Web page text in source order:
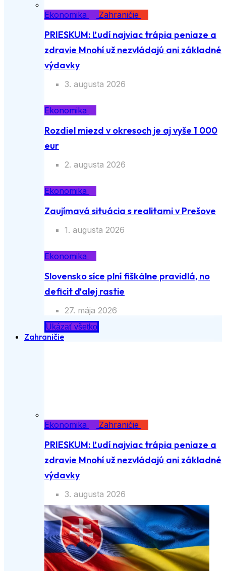
Ekonomika Zahraničie
PRIESKUM: Ľudí najviac trápia peniaze a
zdravie Mnohí už nezvládajú ani základné
výdavky
3. augusta 2026
Ekonomika
Rozdiel miezd v okresoch je aj vyše 1 000
eur
2. augusta 2026
Ekonomika
Zaujímavá situácia s realitami v Prešove
1. augusta 2026
Ekonomika
Slovensko síce plní fiškálne pravidlá, no
deficit ďalej rastie
27. mája 2026
Ukázať všetko
Zahraničie
Ekonomika Zahraničie
PRIESKUM: Ľudí najviac trápia peniaze a
zdravie Mnohí už nezvládajú ani základné
výdavky
3. augusta 2026